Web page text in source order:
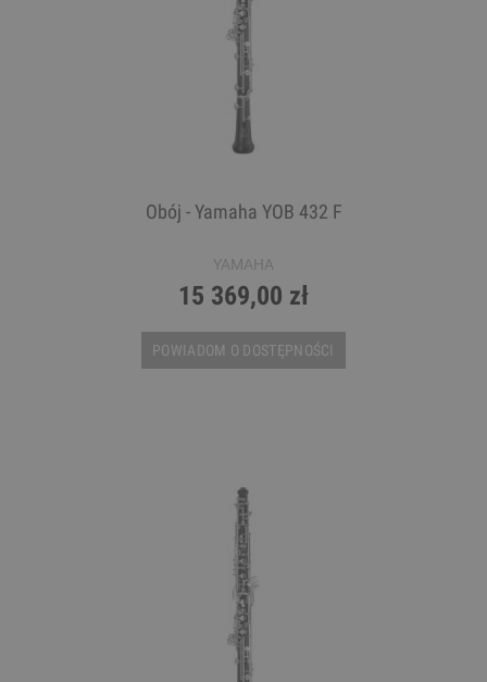
Obój - Yamaha YOB 432 F
YAMAHA
15 369,00 zł
POWIADOM O DOSTĘPNOŚCI